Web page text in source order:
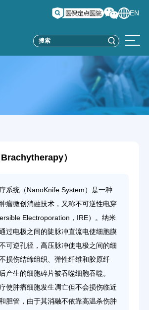
EN
）
系统（NanoKnife System）是一种
瘤微创消融技术，又称不可逆性电穿
Electroporation，IRE）。纳米
过电极之间的陡脉冲直流电使细胞膜
可逆孔径，高压脉冲使电极之间的细
损伤结缔组织、弹性纤维和胶原纤
产生的细胞碎片被吞噬细胞吞噬。
使肿瘤细胞发生凋亡但不会损伤临近
胆管，由于其消融不依靠高温杀伤肿